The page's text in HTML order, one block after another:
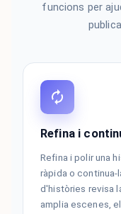
funcions per
Refina i
Refina i polir una
ràpida o continua-
d'històries revisa
amplia escenes,